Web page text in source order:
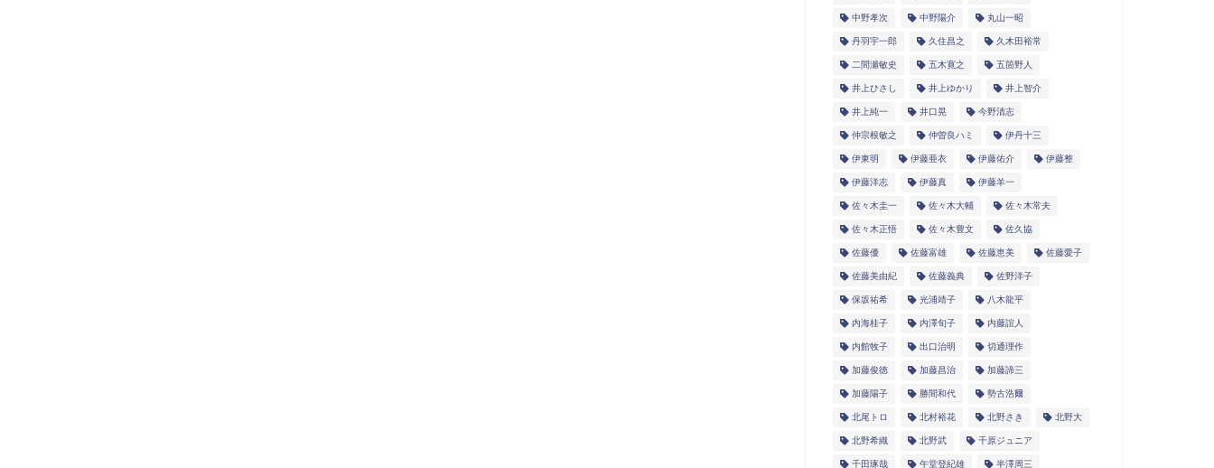
中野孝次 中野陽介 丸山一昭
丹羽宇一郎 久住昌之 久木田裕常
二間瀬敏史 五木寛之 五箇野人
井上ひさし 井上ゆかり 井上智介
井上純一 井口晃 今野清志
仲宗根敏之 仲曽良ハミ 伊丹十三
伊東明 伊藤亜衣 伊藤佑介 伊藤整
伊藤洋志 伊藤真 伊藤羊一
佐々木圭一 佐々木大輔 佐々木常夫
佐々木正悟 佐々木豊文 佐久協
佐藤優 佐藤富雄 佐藤恵美 佐藤愛子
佐藤美由紀 佐藤義典 佐野洋子
保坂祐希 光浦靖子 八木龍平
内海桂子 内澤旬子 内藤誼人
内館牧子 出口治明 切通理作
加藤俊徳 加藤昌治 加藤諦三
加藤陽子 勝間和代 勢古浩爾
北尾トロ 北村裕花 北野さき 北野大
北野希織 北野武 千原ジュニア
千田琢哉 午堂登紀雄 半澤周三